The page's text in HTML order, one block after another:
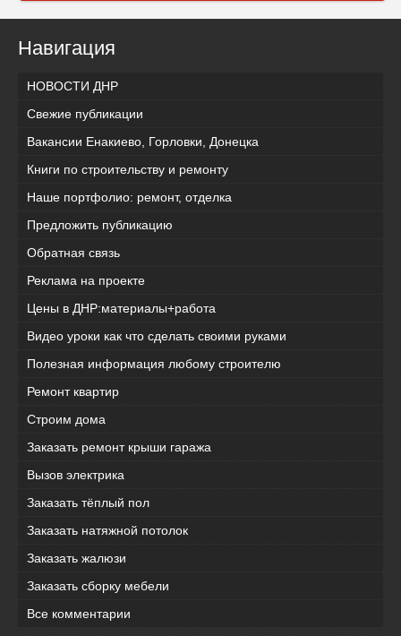
Навигация
НОВОСТИ ДНР
Свежие публикации
Вакансии Енакиево, Горловки, Донецка
Книги по строительству и ремонту
Наше портфолио: ремонт, отделка
Предложить публикацию
Обратная связь
Реклама на проекте
Цены в ДНР:материалы+работа
Видео уроки как что сделать своими руками
Полезная информация любому строителю
Ремонт квартир
Строим дома
Заказать ремонт крыши гаража
Вызов электрика
Заказать тёплый пол
Заказать натяжной потолок
Заказать жалюзи
Заказать сборку мебели
Все комментарии